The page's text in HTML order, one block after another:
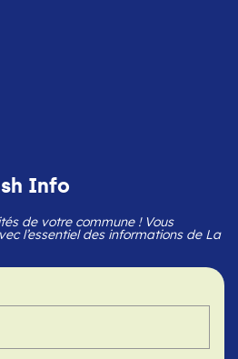
Info
de votre commune ! Vous
l’essentiel des informations de La